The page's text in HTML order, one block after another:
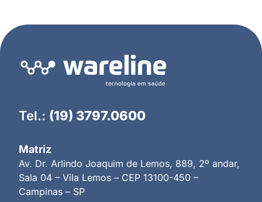
Tel.: (19) 3797.0600
Matriz
Av. Dr. Arlindo Joaquim de Lemos, 889, 2º andar,
Sala 04 – Vila Lemos – CEP 13100-450 –
Campinas – SP